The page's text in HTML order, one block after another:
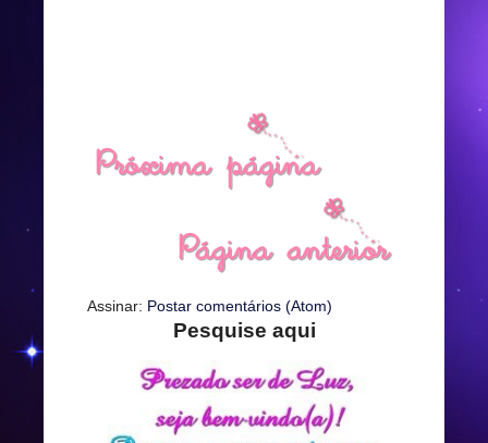
Assinar: Postar comentários (Atom)
Pesquise aqui